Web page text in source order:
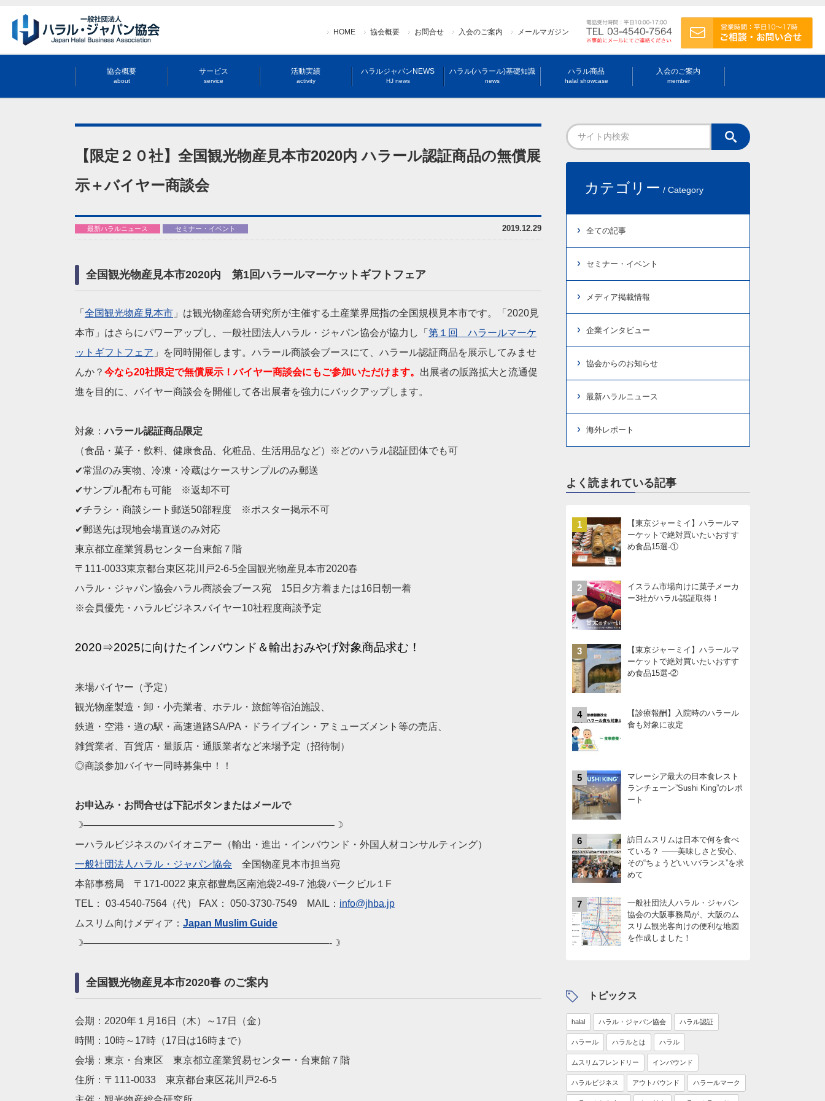
HOME 協会概要 お問合せ 入会のご案内 メールマガジン
協会概要
about
サービス
service
活動実績
activity
ハラルジャパンNEWS
HJ news
ハラル(ハラール)基礎知識
news
ハラル商品
halal showcase
入会のご案内
member
【限定２０社】全国観光物産見本市2020内 ハラール認証商品の無償展
示＋バイヤー商談会
2019.12.29
最新ハラルニュース セミナー・イベント
全国観光物産見本市2020内 第1回ハラールマーケットギフトフェア
「 全国観光物産見本市 」は観光物産総合研究所が主催する土産業界屈指の全国規模見本市です。「2020見
本市」はさらにパワーアップし、一般社団法人ハラル・ジャパン協会が協力し「 第１回 ハラールマーケ
ットギフトフェア 」を同時開催します。ハラール商談会ブースにて、ハラール認証商品を展示してみませ
んか？ 今なら20社限定で無償展示！バイヤー商談会にもご参加いただけます。 出展者の販路拡大と流通促
進を目的に、バイヤー商談会を開催して各出展者を強力にバックアップします。
対象：ハラール認証商品限定
（食品・菓子・飲料、健康食品、化粧品、生活用品など）※どのハラル認証団体でも可
✔常温のみ実物、冷凍・冷蔵はケースサンプルのみ郵送
✔サンプル配布も可能 ※返却不可
✔チラシ・商談シート郵送50部程度 ※ポスター掲示不可
✔郵送先は現地会場直送のみ対応
東京都立産業貿易センター台東館７階
〒111-0033東京都台東区花川戸2-6-5全国観光物産見本市2020春
ハラル・ジャパン協会ハラル商談会ブース宛 15日夕方着または16日朝一着
※会員優先・ハラルビジネスバイヤー10社程度商談予定
2020⇒2025に向けたインバウンド＆輸出おみやげ対象商品求む！
来場バイヤー（予定）
観光物産製造・卸・小売業者、ホテル・旅館等宿泊施設、
鉄道・空港・道の駅・高速道路SA/PA・ドライブイン・アミューズメント等の売店、
雑貨業者、百貨店・量販店・通販業者など来場予定（招待制）
◎商談参加バイヤー同時募集中！！
お申込み・お問合せは下記ボタンまたはメールで
☽—————————————————————————–☽
ーハラルビジネスのパイオニアー（輸出・進出・インバウンド・外国人材コンサルティング）
一般社団法人ハラル・ジャパン協会 全国物産見本市担当宛
本部事務局 〒171-0022 東京都豊島区南池袋2-49-7 池袋パークビル１F
TEL： 03-4540-7564（代） FAX： 050‐3730‐7549 MAIL： info@jhba.jp
ムスリム向けメディア： Japan Muslim Guide
☽—————————————————————————-☽
全国観光物産見本市2020春 のご案内
会期：2020年１月16日（木）～17日（金）
時間：10時～17時（17日は16時まで）
会場：東京・台東区 東京都立産業貿易センター・台東館７階
住所：〒111-0033 東京都台東区花川戸2-6-5
カテゴリー / Category
全ての記事
セミナー・イベント
メディア掲載情報
企業インタビュー
協会からのお知らせ
最新ハラルニュース
海外レポート
よく読まれている記事
1
【東京ジャーミイ】ハラールマ
ーケットで絶対買いたいおすす
め食品15選-①
2
イスラム市場向けに菓子メーカ
ー3社がハラル認証取得！
3
【東京ジャーミイ】ハラールマ
ーケットで絶対買いたいおすす
め食品15選-②
4
【診療報酬】入院時のハラール
食も対象に改定
5
マレーシア最大の日本食レスト
ランチェーン”Sushi King”のレポ
ート
6
訪日ムスリムは日本で何を食べ
ている？ ――美味しさと安心、
その“ちょうどいいバランス”を求
めて
7
一般社団法人ハラル・ジャパン
協会の大阪事務局が、大阪のム
スリム観光客向けの便利な地図
を作成しました！
トピックス
halal ハラル・ジャパン協会 ハラル認証
ハラール ハラルとは ハラル
ムスリムフレンドリー インバウンド
ハラルビジネス アウトバウンド ハラールマーク